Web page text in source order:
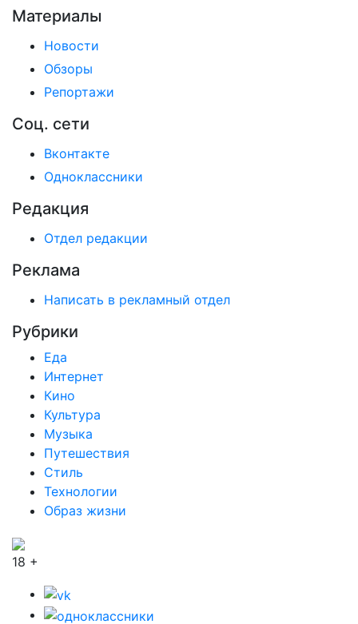
Материалы
Новости
Обзоры
Репортажи
Соц. сети
Вконтакте
Одноклассники
Редакция
Отдел редакции
Реклама
Написать в рекламный отдел
Рубрики
Еда
Интернет
Кино
Культура
Музыка
Путешествия
Стиль
Технологии
Образ жизни
18 +